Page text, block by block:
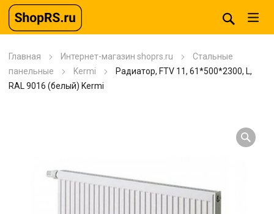
Главная Интернет-магазин shoprs.ru
Стальные
панельные
Kermi
Радиатор, FTV 11, 61*500*2300, L,
RAL 9016 (белый) Kermi